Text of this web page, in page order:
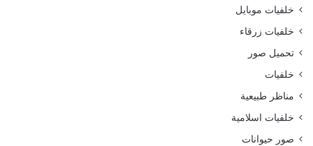
خلفيات موبايل
خلفيات زرقاء
تحميل صور
خلفيات
مناظر طبيعية
خلفيات اسلامية
صور حيوانات